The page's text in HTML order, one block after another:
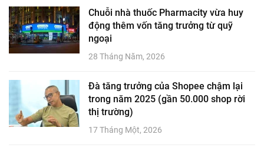
Chuỗi nhà thuốc Pharmacity vừa huy
động thêm vốn tăng trưởng từ quỹ
ngoại
28 Tháng Năm, 2026
Đà tăng trưởng của Shopee chậm lại
trong năm 2025 (gần 50.000 shop rời
thị trường)
17 Tháng Một, 2026